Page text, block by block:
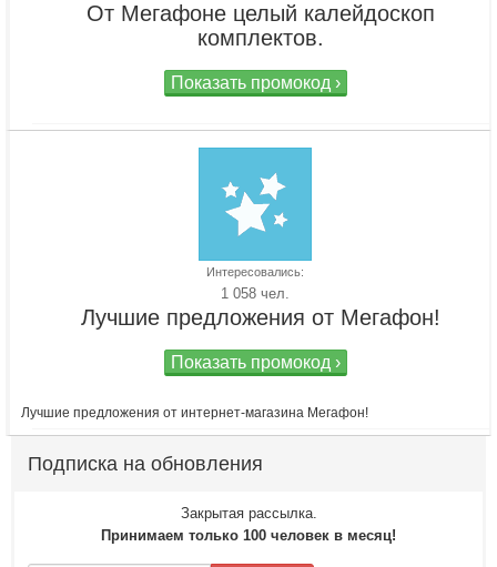
От Мегафоне целый калейдоскоп
комплектов.
Показать промокод ›
Интересовались:
1 058 чел.
Лучшие предложения от Мегафон!
Показать промокод ›
Лучшие предложения от интернет-магазина Мегафон!
Подписка на обновления
Закрытая рассылка.
Принимаем только 100 человек в месяц!